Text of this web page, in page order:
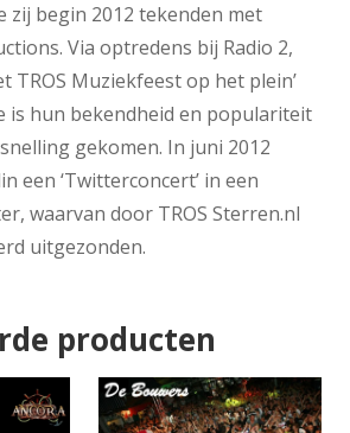
zij begin 2012 tekenden met
Via optredens bij Radio 2,
TROS Muziekfeest op het plein’
is hun bekendheid en populariteit
gekomen. In juni 2012
een ‘Twitterconcert’ in een
waarvan door TROS Sterren.nl
uitgezonden.
producten